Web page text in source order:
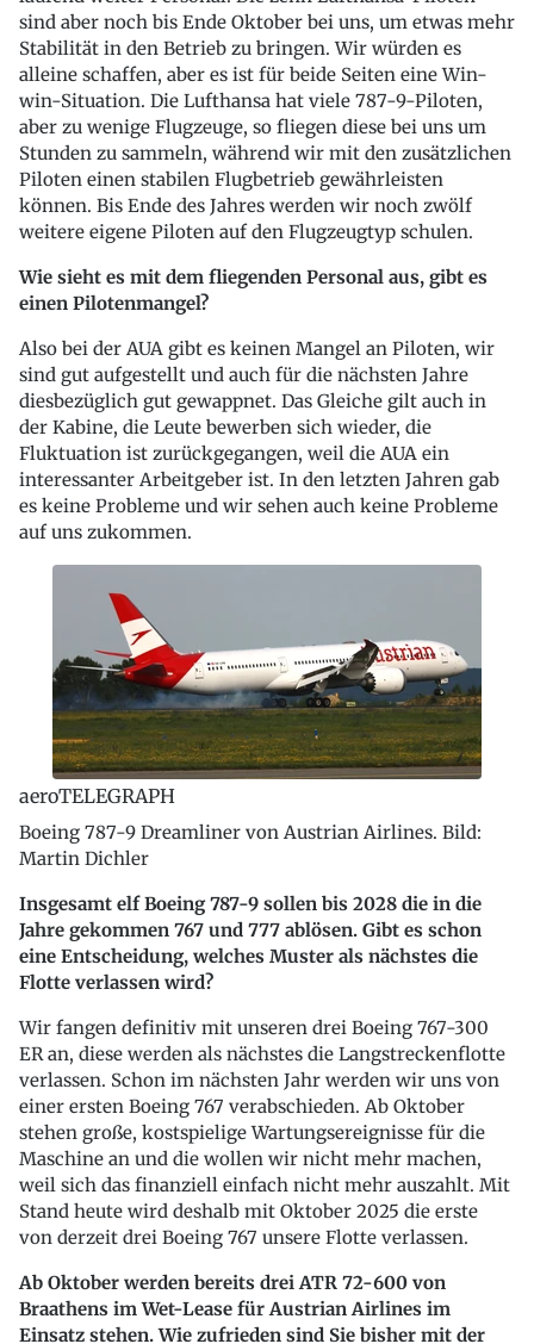
sind aber noch bis Ende Oktober bei uns, um etwas mehr
Stabilität in den Betrieb zu bringen. Wir würden es
alleine schaffen, aber es ist für beide Seiten eine Win-
win-Situation. Die Lufthansa hat viele 787-9-Piloten,
aber zu wenige Flugzeuge, so fliegen diese bei uns um
Stunden zu sammeln, während wir mit den zusätzlichen
Piloten einen stabilen Flugbetrieb gewährleisten
können. Bis Ende des Jahres werden wir noch zwölf
weitere eigene Piloten auf den Flugzeugtyp schulen.
Wie sieht es mit dem fliegenden Personal aus, gibt es
einen Pilotenmangel?
Also bei der AUA gibt es keinen Mangel an Piloten, wir
sind gut aufgestellt und auch für die nächsten Jahre
diesbezüglich gut gewappnet. Das Gleiche gilt auch in
der Kabine, die Leute bewerben sich wieder, die
Fluktuation ist zurückgegangen, weil die AUA ein
interessanter Arbeitgeber ist. In den letzten Jahren gab
es keine Probleme und wir sehen auch keine Probleme
auf uns zukommen.
aeroTELEGRAPH
Boeing 787-9 Dreamliner von Austrian Airlines. Bild:
Martin Dichler
Insgesamt elf Boeing 787-9 sollen bis 2028 die in die
Jahre gekommen 767 und 777 ablösen. Gibt es schon
eine Entscheidung, welches Muster als nächstes die
Flotte verlassen wird?
Wir fangen definitiv mit unseren drei Boeing 767-300
ER an, diese werden als nächstes die Langstreckenflotte
verlassen. Schon im nächsten Jahr werden wir uns von
einer ersten Boeing 767 verabschieden. Ab Oktober
stehen große, kostspielige Wartungsereignisse für die
Maschine an und die wollen wir nicht mehr machen,
weil sich das finanziell einfach nicht mehr auszahlt. Mit
Stand heute wird deshalb mit Oktober 2025 die erste
von derzeit drei Boeing 767 unsere Flotte verlassen.
Ab Oktober werden bereits drei ATR 72-600 von
Braathens im Wet-Lease für Austrian Airlines im
Einsatz stehen. Wie zufrieden sind Sie bisher mit der